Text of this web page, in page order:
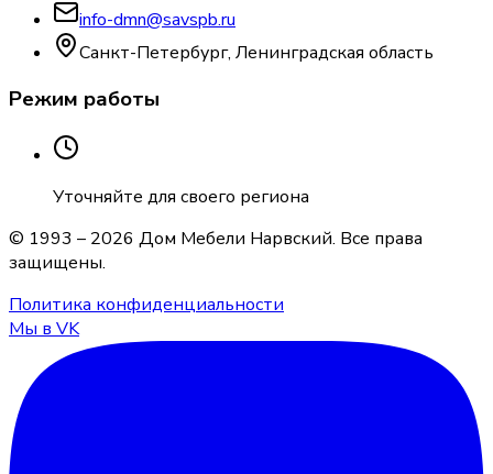
info-dmn@savspb.ru
Санкт-Петербург, Ленинградская область
Режим работы
Уточняйте для своего региона
© 1993 – 2026 Дом Мебели Нарвский. Все права
защищены.
Политика конфиденциальности
Мы в VK